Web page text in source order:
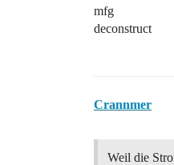
mfg
deconstruct
Crannmer
Weil die